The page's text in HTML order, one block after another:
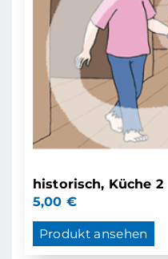
historisch, Küche 2
5,00 €
Produkt ansehen